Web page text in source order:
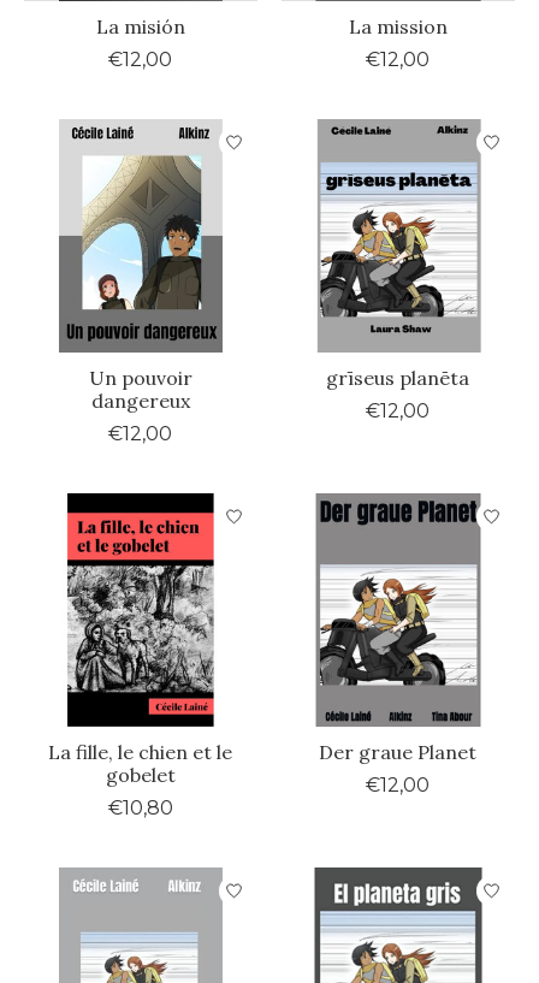
La misión
€12,00
La mission
€12,00
Un pouvoir
dangereux
€12,00
grīseus planēta
€12,00
La fille, le chien et le
gobelet
€10,80
Der graue Planet
€12,00